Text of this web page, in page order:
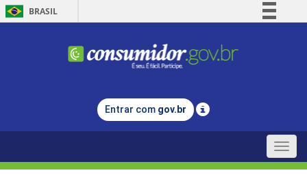
BRASIL
Comunica BR
Legislação
Entrar com gov.br
Toggle